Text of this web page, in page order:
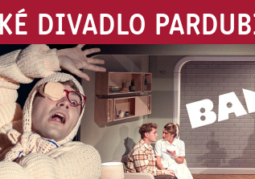
DIVADLO